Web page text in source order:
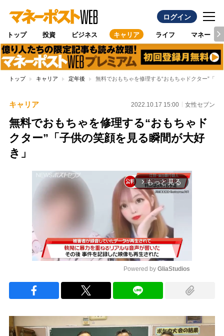
ログイン
トップ 投資 ビジネス キャリア ライフ マネー
トップ キャリア 定年後 無料でおもちゃを修理する“おもちゃドクター”「子
キャリア 2022.10.17 15:00 女性セブン
無料でおもちゃを修理する“おもちゃド
クター”「子供の笑顔を見る瞬間が大好
き」
arrow_forward_ios もっと見る
Powered by GliaStudios